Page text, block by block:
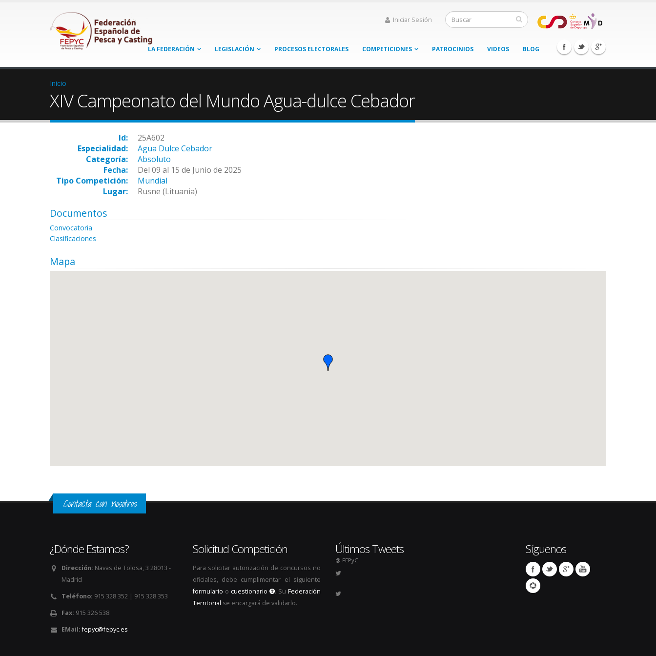
Iniciar Sesión
LA FEDERACIÓN LEGISLACIÓN PROCESOS ELECTORALES COMPETICIONES PATROCINIOS VIDEOS BLOG
Inicio
XIV Campeonato del Mundo Agua-dulce Cebador
Id:
25A602
Especialidad:
Agua Dulce Cebador
Categoría:
Absoluto
Fecha:
Del 09 al 15 de Junio de 2025
Tipo Competición:
Mundial
Lugar:
Rusne (Lituania)
Documentos
Convocatoria
Clasificaciones
Mapa
Contacta con nosotros
¿Dónde Estamos?
Dirección: Navas de Tolosa, 3 28013 -
Madrid
Teléfono: 915 328 352 | 915 328 353
Fax: 915 326 538
EMail: fepyc@fepyc.es
Solicitud Competición
Para solicitar autorización de concursos no
oficiales, debe cumplimentar el siguiente
formulario o cuestionario . SuFederación
Territorial se encargará de validarlo.
Últimos Tweets
@ FEPyC
Síguenos